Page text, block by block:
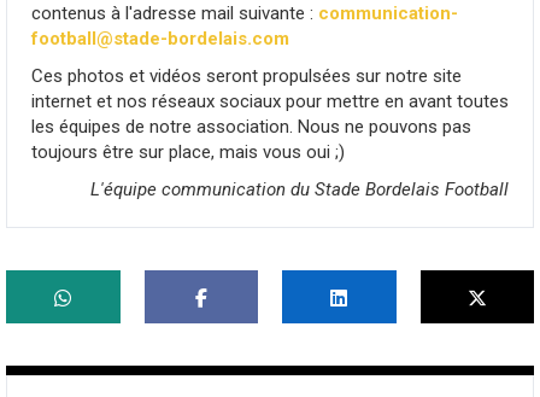
contenus à l'adresse mail suivante : communication-
football@stade-bordelais.com
Ces photos et vidéos seront propulsées sur notre site
internet et nos réseaux sociaux pour mettre en avant toutes
les équipes de notre association. Nous ne pouvons pas
toujours être sur place, mais vous oui ;)
L'équipe communication du Stade Bordelais Football